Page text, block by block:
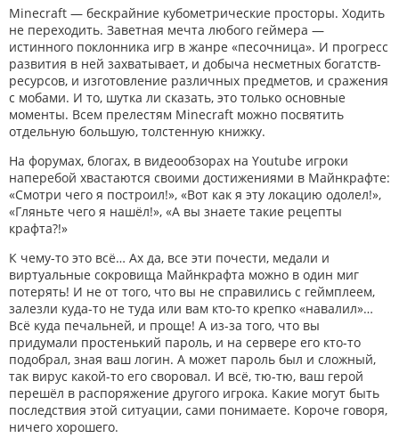
Minecraft — бескрайние кубометрические просторы. Ходить
не переходить. Заветная мечта любого геймера —
истинного поклонника игр в жанре «песочница». И прогресс
развития в ней захватывает, и добыча несметных богатств-
ресурсов, и изготовление различных предметов, и сражения
с мобами. И то, шутка ли сказать, это только основные
моменты. Всем прелестям Minecraft можно посвятить
отдельную большую, толстенную книжку.
На форумах, блогах, в видеообзорах на Youtube игроки
наперебой хвастаются своими достижениями в Майнкрафте:
«Смотри чего я построил!», «Вот как я эту локацию одолел!»,
«Гляньте чего я нашёл!», «А вы знаете такие рецепты
крафта?!»
К чему-то это всё… Ах да, все эти почести, медали и
виртуальные сокровища Майнкрафта можно в один миг
потерять! И не от того, что вы не справились с геймплеем,
залезли куда-то не туда или вам кто-то крепко «навалил»…
Всё куда печальней, и проще! А из-за того, что вы
придумали простенький пароль, и на сервере его кто-то
подобрал, зная ваш логин. А может пароль был и сложный,
так вирус какой-то его своровал. И всё, тю-тю, ваш герой
перешёл в распоряжение другого игрока. Какие могут быть
последствия этой ситуации, сами понимаете. Короче говоря,
ничего хорошего.